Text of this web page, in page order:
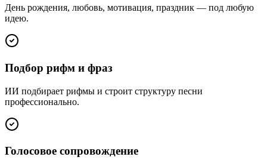
День рождения, любовь, мотивация, праздник — под любую
идею.
Подбор рифм и фраз
ИИ подбирает рифмы и строит структуру песни
профессионально.
Голосовое сопровождение